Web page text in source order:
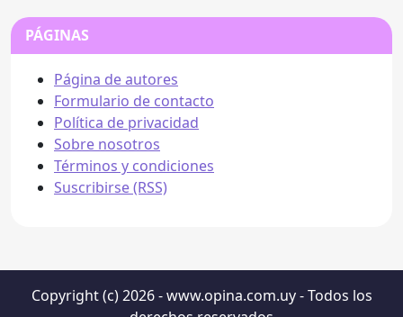
PÁGINAS
Página de autores
Formulario de contacto
Política de privacidad
Sobre nosotros
Términos y condiciones
Suscribirse (RSS)
Copyright (c) 2026 - www.opina.com.uy - Todos los